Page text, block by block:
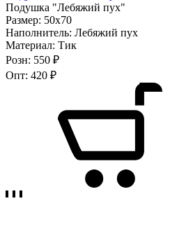
Подушка "Лебяжий пух"
Размер: 50х70
Наполнитель: Лебяжий пух
Материал: Тик
Розн: 550 ₽
Опт: 420 ₽